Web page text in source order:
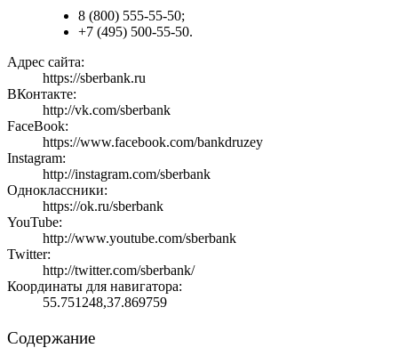
8 (800) 555-55-50;
+7 (495) 500-55-50.
Адрес сайта:
https://sberbank.ru
ВКонтакте:
http://vk.com/sberbank
FaceBook:
https://www.facebook.com/bankdruzey
Instagram:
http://instagram.com/sberbank
Одноклассники:
https://ok.ru/sberbank
YouTube:
http://www.youtube.com/sberbank
Twitter:
http://twitter.com/sberbank/
Координаты для навигатора:
55.751248,37.869759
Содержание